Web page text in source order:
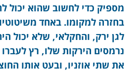
מספיק כדי לחשוב שהוא יכול
בחזרה למקומו. באחד
לגן ירק, והחקלאי, שלא יכול
נרמסים הירקות שלו, רץ
את שתי אוזניו, ובעט אותו